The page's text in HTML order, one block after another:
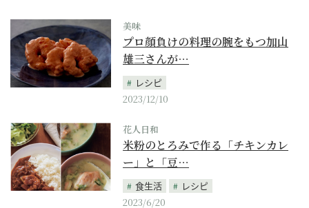
美味
プロ顔負けの料理の腕をもつ加山
雄三さんが…
レシピ
2023/12/10
花人日和
米粉のとろみで作る「チキンカレ
ー」と「豆…
食生活
レシピ
2023/6/20